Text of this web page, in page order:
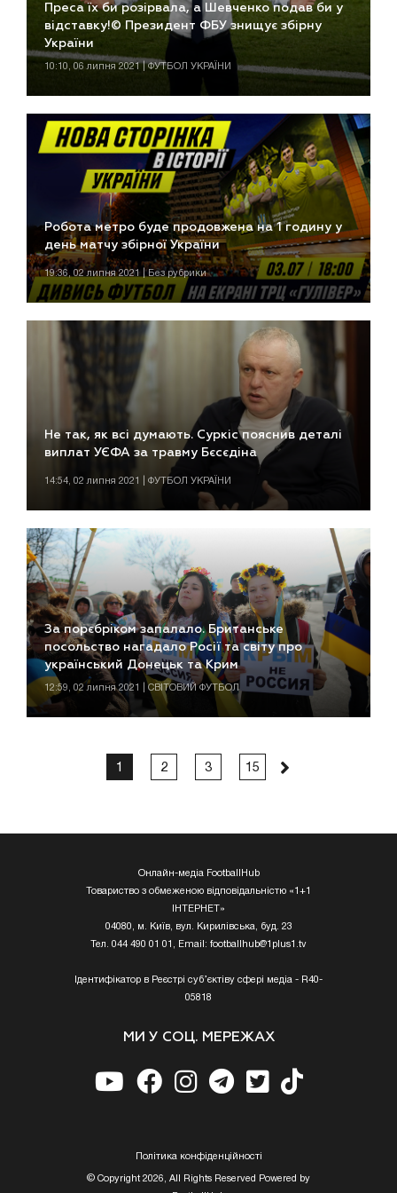
Преса їх би розірвала, а Шевченко подав би у
відставку!© Президент ФБУ знищує збірну
України
10:10, 06 липня 2021 | ФУТБОЛ УКРАЇНИ
Робота метро буде продовжена на 1 годину у
день матчу збірної України
19:36, 02 липня 2021 | Без рубрики
Не так, як всі думають. Суркіс пояснив деталі
виплат УЄФА за травму Бєсєдіна
14:54, 02 липня 2021 | ФУТБОЛ УКРАЇНИ
За порєбріком запалало. Британське
посольство нагадало Росії та світу про
український Донецьк та Крим
12:59, 02 липня 2021 | СВІТОВИЙ ФУТБОЛ
1 2 3 15
Онлайн-медіа FootballHub
Товариство з обмеженою відповідальністю «1+1
ІНТЕРНЕТ»
04080, м. Київ, вул. Кирилівська, буд. 23
Тел. 044 490 01 01, Email: footballhub@1plus1.tv
Ідентифікатор в Реєстрі суб’єктіву сфері медіа - R40-
05818
МИ У СОЦ. МЕРЕЖАХ
Полiтика конфiденцiйностi
© Copyright 2026, All Rights Reserved Powered by